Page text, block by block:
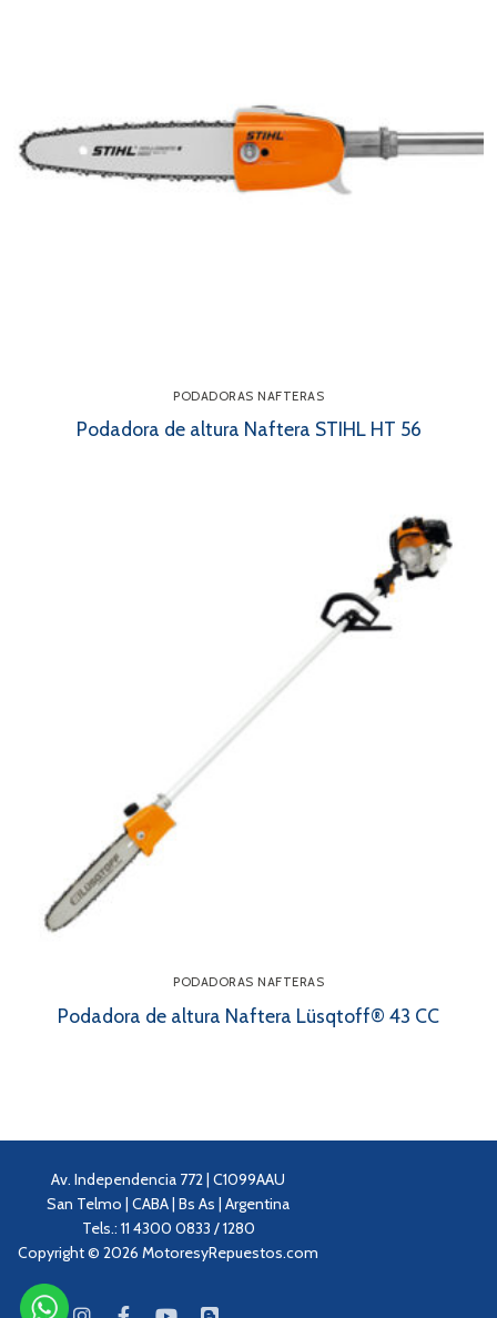
PODADORAS NAFTERAS
Podadora de altura Naftera STIHL HT 56
PODADORAS NAFTERAS
Podadora de altura Naftera Lüsqtoff® 43 CC
Av. Independencia 772 | C1099AAU
San Telmo | CABA | Bs As | Argentina
Tels.: 11 4300 0833 / 1280
Copyright © 2026 MotoresyRepuestos.com